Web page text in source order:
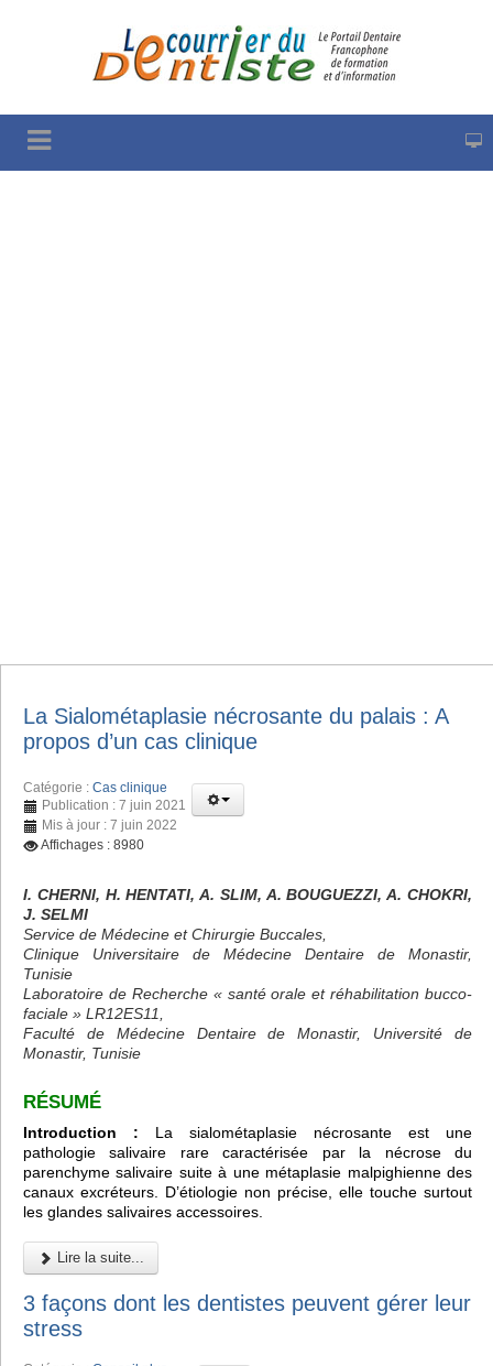
La Sialométaplasie nécrosante du palais : A
propos d’un cas clinique
Catégorie : Cas clinique
Publication : 7 juin 2021
Mis à jour : 7 juin 2022
Affichages : 8980
I. CHERNI, H. HENTATI, A. SLIM, A. BOUGUEZZI, A. CHOKRI,
J. SELMI
Service de Médecine et Chirurgie Buccales,
Clinique Universitaire de Médecine Dentaire de Monastir,
Tunisie
Laboratoire de Recherche « santé orale et réhabilitation bucco-
faciale » LR12ES11,
Faculté de Médecine Dentaire de Monastir, Université de
Monastir, Tunisie
RÉSUMÉ
Introduction : La sialométaplasie nécrosante est une
pathologie salivaire rare caractérisée par la nécrose du
parenchyme salivaire suite à une métaplasie malpighienne des
canaux excréteurs. D’étiologie non précise, elle touche surtout
les glandes salivaires accessoires.
Lire la suite...
3 façons dont les dentistes peuvent gérer leur
stress